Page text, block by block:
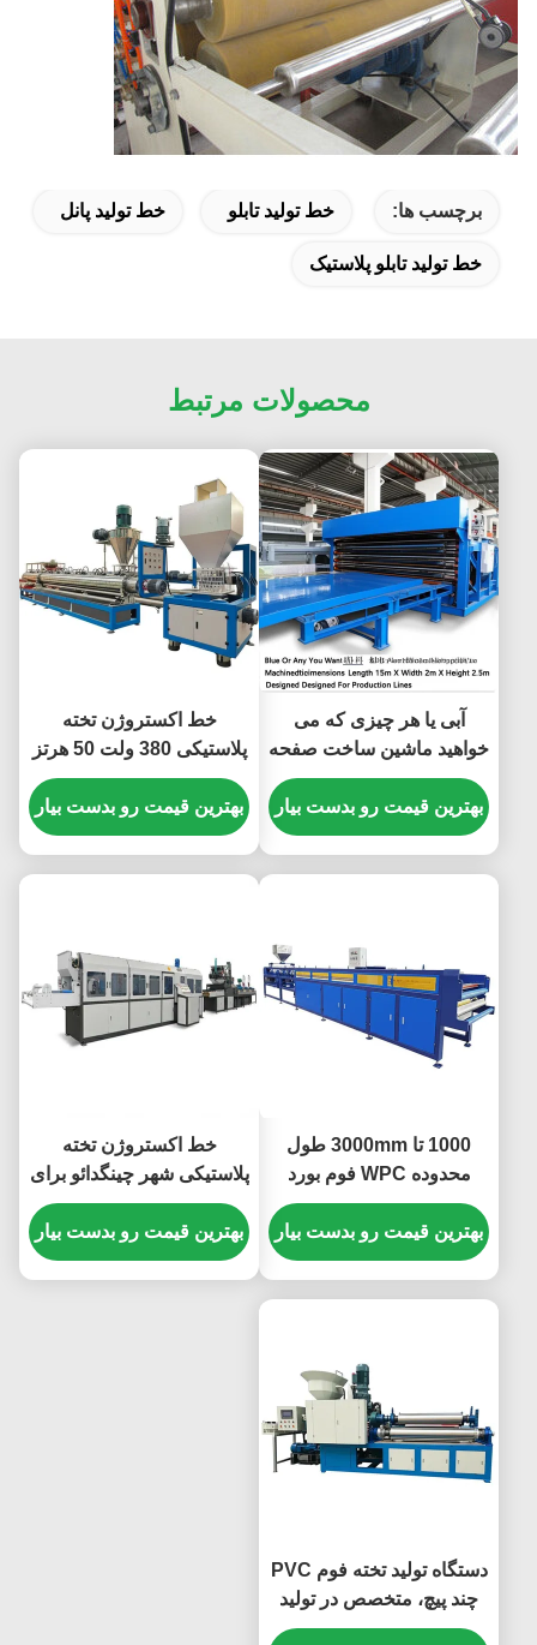
برچسب ها: خط تولید تابلو خط تولید پانل
خط تولید تابلو پلاستیک
محصولات مرتبط
آبی یا هر چیزی که می
خواهید ماشین ساخت صفحه
پلاستیکی PVC ابعاد ماشین
طول 15m X عرض 2m X
ارتفاع 2.5m برای خطوط
بهترین قیمت رو بدست بیار
خط اکستروژن تخته
پلاستیکی 380 ولت 50 هرتز
با اکسترودر دو مارپیچ
یکپارچه و راه حل های تحویل
بندر چینگدائو
بهترین قیمت رو بدست بیار
1000 تا 3000mm طول
محدوده WPC فوم بورد
ماشین آبی یا هر چیزی که
شما می خواهید طراحی
شده برای ثبات و عملیات
بهترین قیمت رو بدست بیار
خط اکستروژن تخته
پلاستیکی شهر چینگدائو برای
تخته فوم پی وی سی با
محدوده طول 1000 تا 3000
میلی متر، طراحی فشرده و
بهترین قیمت رو بدست بیار
دستگاه تولید تخته فوم PVC
چند پیچ، متخصص در تولید
تخته های فوم با ضخامت